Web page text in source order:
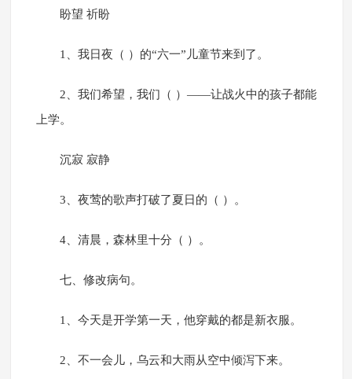
盼望 祈盼
1、我日夜（ ）的“六一”儿童节来到了。
2、我们希望，我们（ ）——让战火中的孩子都能
上学。
沉寂 寂静
3、夜莺的歌声打破了夏日的（ ）。
4、清晨，森林里十分（ ）。
七、修改病句。
1、今天是开学第一天，他穿戴的都是新衣服。
2、不一会儿，乌云和大雨从空中倾泻下来。